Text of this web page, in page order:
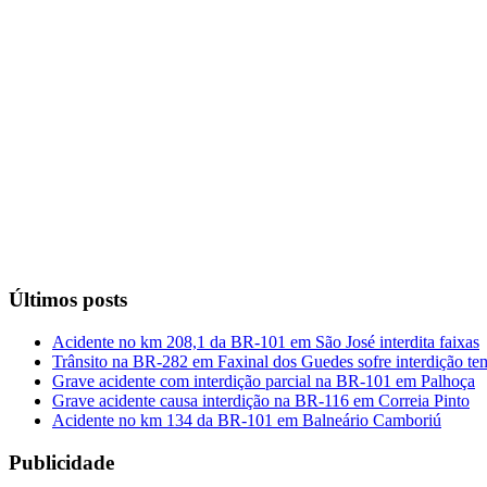
Últimos posts
Acidente no km 208,1 da BR-101 em São José interdita faixas
Trânsito na BR-282 em Faxinal dos Guedes sofre interdição
Grave acidente com interdição parcial na BR-101 em Palhoça
Grave acidente causa interdição na BR-116 em Correia Pinto
Acidente no km 134 da BR-101 em Balneário Camboriú
Publicidade